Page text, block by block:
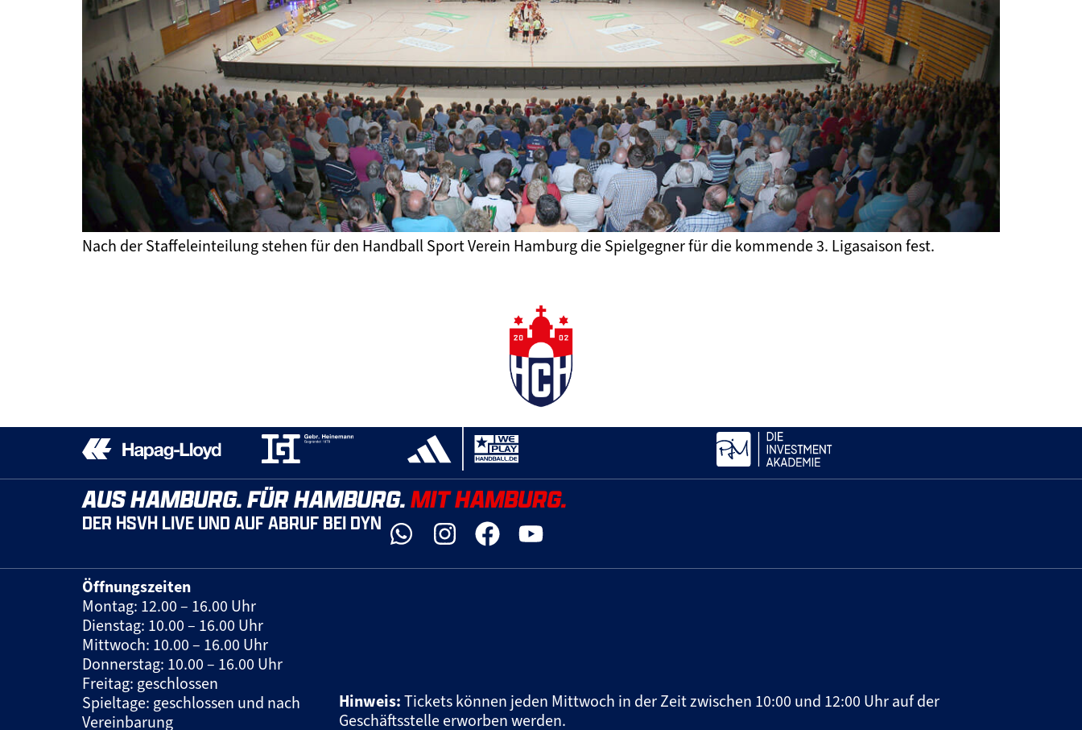
Nach der Staffeleinteilung stehen für den Handball Sport Verein Hamburg die Spielgegner für die kommende 3. Ligasaison fest.
AUS HAMBURG. FÜR HAMBURG.MIT HAMBURG.
DER HSVH LIVE UND AUF ABRUF BEI DYN
Öffnungszeiten
Montag: 12.00 – 16.00 Uhr
Dienstag: 10.00 – 16.00 Uhr
Mittwoch: 10.00 – 16.00 Uhr
Donnerstag: 10.00 – 16.00 Uhr
Freitag: geschlossen
Spieltage: geschlossen und nach
Vereinbarung
Hinweis: Tickets können jeden Mittwoch in der Zeit zwischen 10:00 und 12:00 Uhr auf der
Geschäftsstelle erworben werden.